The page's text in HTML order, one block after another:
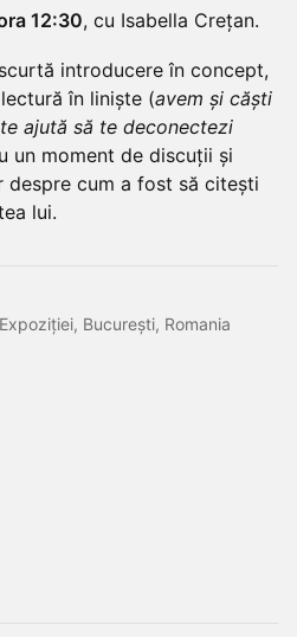
12:30, cu Isabella Crețan.
introducere în concept,
în liniște (avem și căști
ajută să te deconectezi
un moment de discuții și
despre cum a fost să citești
lui.
București, Romania